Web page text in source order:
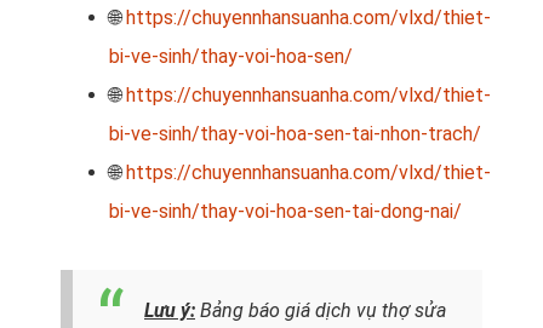
🌐https://chuyennhansuanha.com/vlxd/thiet-
bi-ve-sinh/thay-voi-hoa-sen/
🌐https://chuyennhansuanha.com/vlxd/thiet-
bi-ve-sinh/thay-voi-hoa-sen-tai-nhon-trach/
🌐https://chuyennhansuanha.com/vlxd/thiet-
bi-ve-sinh/thay-voi-hoa-sen-tai-dong-nai/
Lưu ý: Bảng báo giá dịch vụ thợ sửa